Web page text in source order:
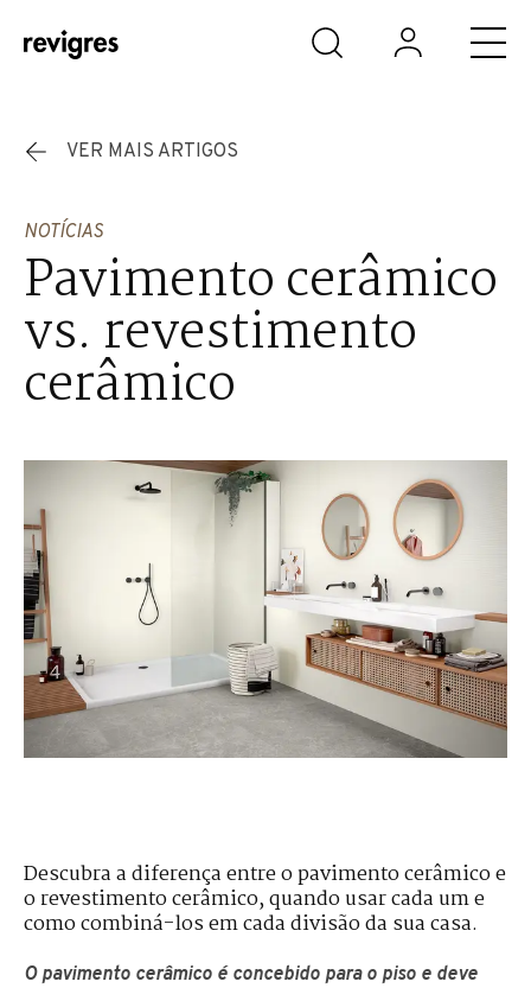
Saltar para o conteúdo principal
VER MAIS ARTIGOS
NOTÍCIAS
Pavimento cerâmico
vs. revestimento
cerâmico
Descubra a diferença entre o pavimento cerâmico e
o revestimento cerâmico, quando usar cada um e
como combiná-los em cada divisão da sua casa.
O pavimento cerâmico é concebido para o piso e deve